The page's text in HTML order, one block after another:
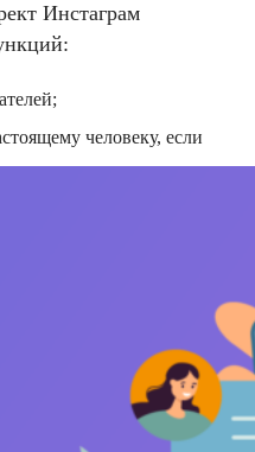
Инстаграм
человеку, если